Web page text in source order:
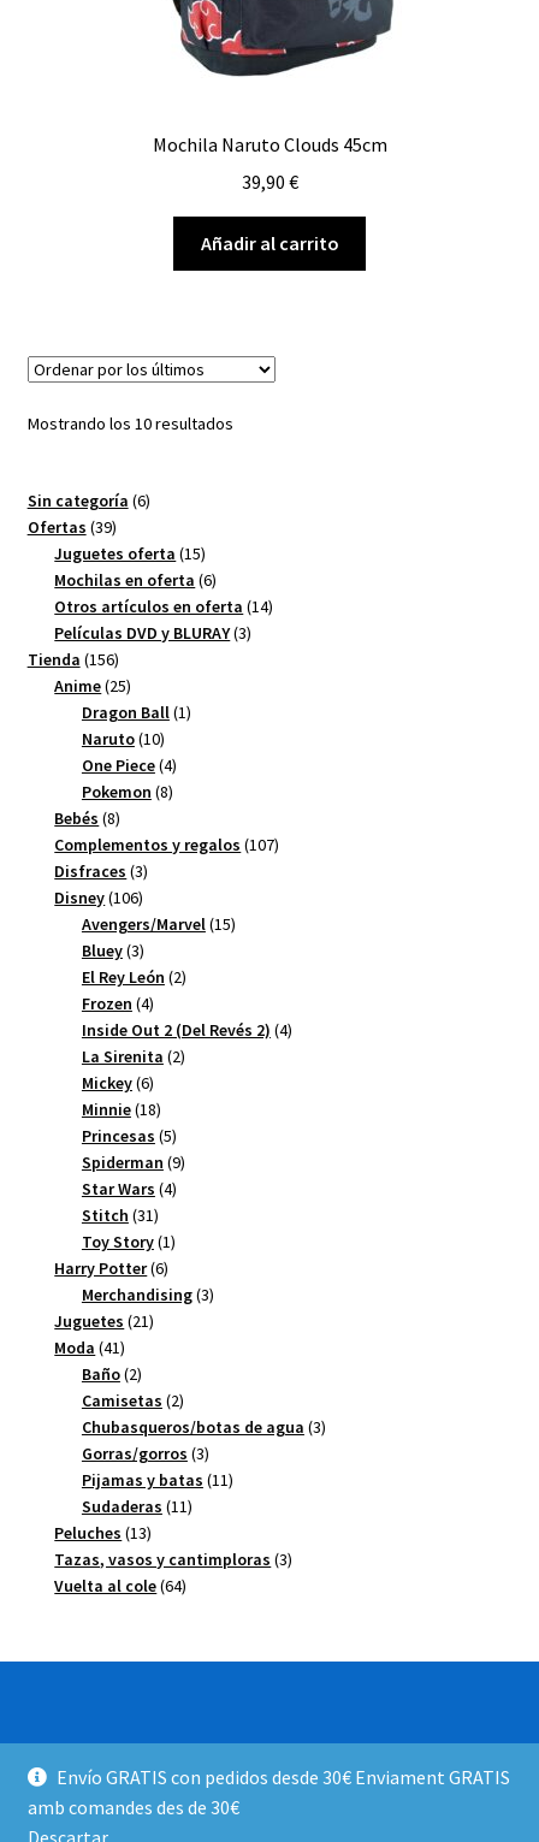
Mochila Naruto Clouds 45cm
39,90 €
Añadir al carrito
Mostrando los 10 resultadosOrdenado
Sin categoría 66
Ofertas 3939
productos
Juguetes oferta 1515
productos
Mochilas en oferta 66
productos
Otros artículos en oferta 1414
Películas DVD y BLURAY 33
Tienda 156156
productos
Anime 2525
productos
Dragon Ball 11
Naruto 1010
productos
One Piece 44
productos
Pokemon 88
Bebés 88
productos
Complementos y regalos 107107
Disfraces 33
Disney 106106
productos
Avengers/Marvel 1515
Bluey 33
productos
El Rey León 22
Frozen 44
productos
Inside Out 2 (Del Revés 2) 44
La Sirenita 22
Mickey 66
productos
Minnie 1818
productos
Princesas 55
productos
Spiderman 99
Star Wars 44
Stitch 3131
productos
Toy Story 11
Harry Potter 66
productos
Merchandising 33
Juguetes 2121
Moda 4141
productos
Baño 22
productos
Camisetas 22
productos
Chubasqueros/botas de agua 33
Gorras/gorros 33
productos
Pijamas y batas 1111
Sudaderas 1111
Peluches 1313
productos
Tazas, vasos y cantimploras 33
Vuelta al cole 6464
Política de privacidad y devoluciones
Creado con
Storefront y WooCommerce
Envío GRATIS con pedidos desde 30€ Enviament GRATIS
amb comandes des de 30€
Descartar